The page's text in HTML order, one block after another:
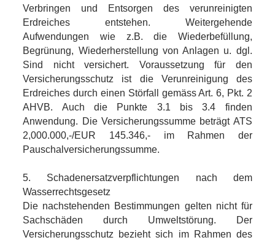
Verbringen und Entsorgen des verunreinigten
Erdreiches entstehen. Weitergehende
Aufwendungen wie z.B. die Wiederbefüllung,
Begrünung, Wiederherstellung von Anlagen u. dgl.
Sind nicht versichert. Voraussetzung für den
Versicherungsschutz ist die Verunreinigung des
Erdreiches durch einen Störfall gemäss Art. 6, Pkt. 2
AHVB. Auch die Punkte 3.1 bis 3.4 finden
Anwendung. Die Versicherungssumme beträgt ATS
2,000.000,-/EUR 145.346,- im Rahmen der
Pauschalversicherungssumme.
5. Schadenersatzverpflichtungen nach dem
Wasserrechtsgesetz
Die nachstehenden Bestimmungen gelten nicht für
Sachschäden durch Umweltstörung. Der
Versicherungsschutz bezieht sich im Rahmen des